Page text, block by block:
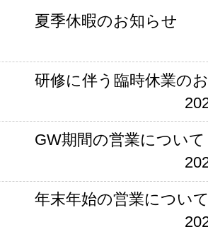
夏季休暇のお知らせ
研修に伴う臨時休業の
GW期間の営業について
年末年始の営業につい